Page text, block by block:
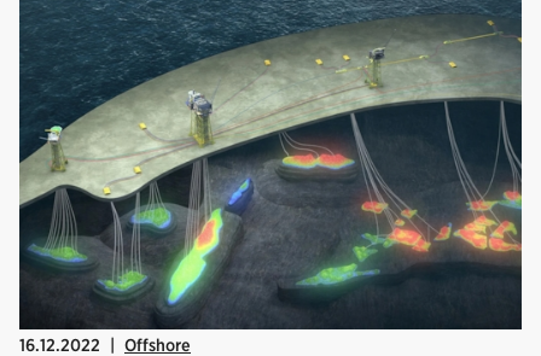
et helikopterdekk til Hugin A (tidligere NOA) samt et
nødkvarter og helikopterdekk til Hugin B. (tidligere Frøy) i
Yggdrasil området.
16.12.2022 | Offshore